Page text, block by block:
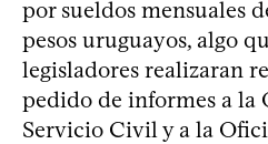
por sueldos mensuales
pesos uruguayos, algo
legisladores realizaran
pedido de informes a la
Servicio Civil y a la